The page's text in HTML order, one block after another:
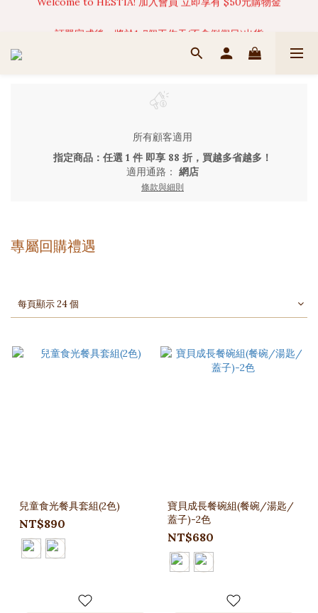
所有顧客適用
指定商品：任選 1 件 即享 88 折，買越多省越多！
適用通路： 網店
條款與細則
專屬回購禮遇
每頁顯示 24 個
兒童食光餐具套組(2色)
NT$890
寶貝成長餐碗組(餐碗/湯匙/
蓋子)-2色
NT$680